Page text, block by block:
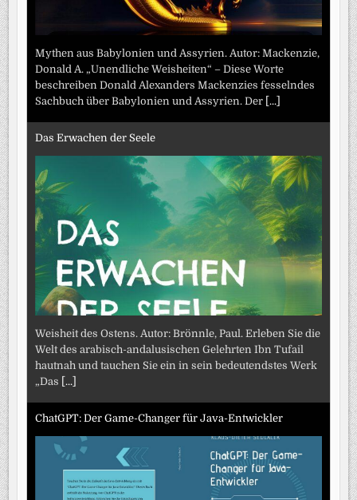
Mythen aus Babylonien und Assyrien. Autor: Mackenzie,
Donald A. „Unendliche Weisheiten“ – Diese Worte
beschreiben Donald Alexanders Mackenzies fesselndes
Sachbuch über Babylonien und Assyrien. Der [...]
Das Erwachen der Seele
Weisheit des Ostens. Autor: Brönnle, Paul. Erleben Sie die
Welt des arabisch-andalusischen Gelehrten Ibn Tufail
hautnah und tauchen Sie ein in sein bedeutendstes Werk
„Das [...]
ChatGPT: Der Game-Changer für Java-Entwickler